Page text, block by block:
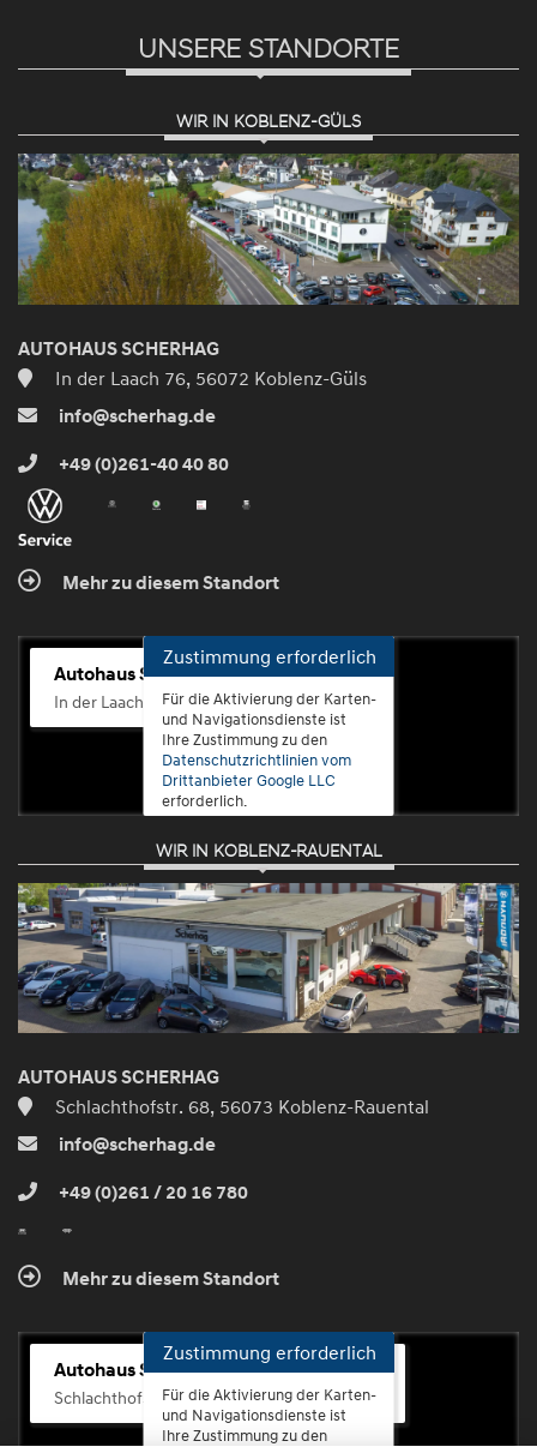
UNSERE STANDORTE
WIR IN KOBLENZ-GÜLS
AUTOHAUS SCHERHAG
In der Laach 76, 56072 Koblenz-Güls
info@scherhag.de
+49 (0)261-40 40 80
Mehr zu diesem Standort
Autohaus Scherhag
In der Laach 76, 56072 Koblenz-Güls
Zustimmung erforderlich
Für die Aktivierung der Karten-
und Navigationsdienste ist
Ihre Zustimmung zu den
Datenschutzrichtlinien vom
Drittanbieter Google LLC
erforderlich.
Zustimmen
und
aktivieren
WIR IN KOBLENZ-RAUENTAL
AUTOHAUS SCHERHAG
Schlachthofstr. 68, 56073 Koblenz-Rauental
info@scherhag.de
+49 (0)261 / 20 16 780
Mehr zu diesem Standort
Autohaus Scherhag
Schlachthofstr. 68, 56073 Koblenz-Rauental
Zustimmung erforderlich
Für die Aktivierung der Karten-
und Navigationsdienste ist
Ihre Zustimmung zu den